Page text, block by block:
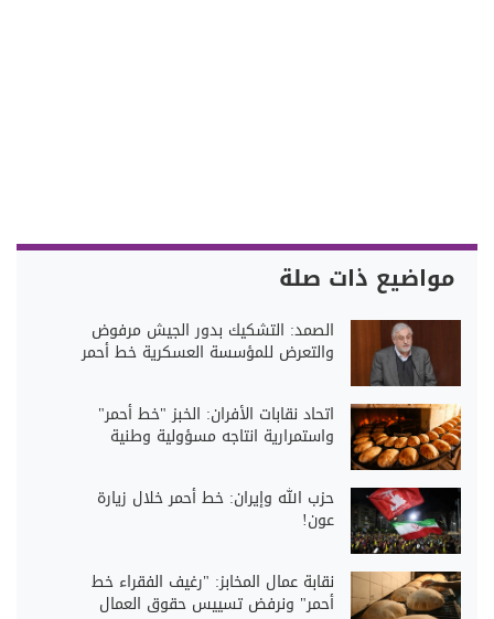
مواضيع ذات صلة
الصمد: التشكيك بدور الجيش مرفوض
والتعرض للمؤسسة العسكرية خط أحمر
اتحاد نقابات الأفران: الخبز "خط أحمر"
واستمرارية انتاجه مسؤولية وطنية
حزب الله وإيران: خط أحمر خلال زيارة
عون!
نقابة عمال المخابز: "رغيف الفقراء خط
أحمر" ونرفض تسييس حقوق العمال